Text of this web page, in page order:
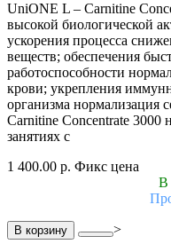
UniONE L – Carnitine
высокой биологической
ускорения процесса
веществ; обеспечения
работоспособности
крови; укрепления
организма нормализация
Carnitine Concentrate
занятиях с
1 400.00 р. Фикс цена
В
В корзину >